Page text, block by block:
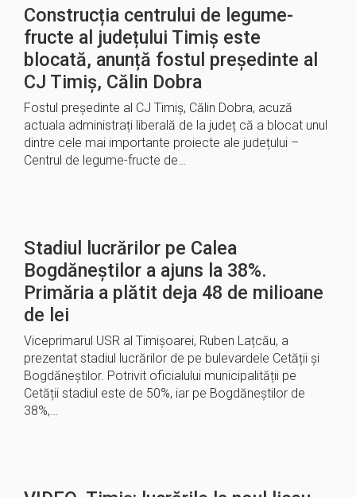
Construcția centrului de legume-
fructe al județului Timiș este
blocată, anunță fostul președinte al
CJ Timiș, Călin Dobra
Fostul președinte al CJ Timiș, Călin Dobra, acuză
actuala administrați liberală de la județ că a blocat unul
dintre cele mai importante proiecte ale județului –
Centrul de legume-fructe de…
Stadiul lucrărilor pe Calea
Bogdăneștilor a ajuns la 38%.
Primăria a plătit deja 48 de milioane
de lei
Viceprimarul USR al Timișoarei, Ruben Lațcău, a
prezentat stadiul lucrărilor de pe bulevardele Cetății și
Bogdăneștilor. Potrivit oficialului municipalității pe
Cetății stadiul este de 50%, iar pe Bogdăneștilor de
38%,…